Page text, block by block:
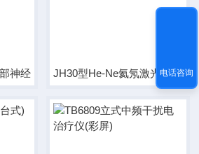
神经肌肉刺激器治疗仪
JH30型He-Ne氦氖激光治疗仪
电话咨询